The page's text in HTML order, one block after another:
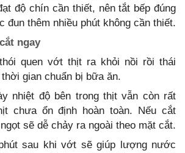
độ chín cần thiết, nên tắt bếp đúng
đun thêm nhiều phút không cần thiết.
ngay
quen vớt thịt ra khỏi nồi rồi thái
gian chuẩn bị bữa ăn.
nhiệt độ bên trong thịt vẫn còn rất
chưa ổn định hoàn toàn. Nếu cắt
sẽ dễ chảy ra ngoài theo mặt cắt.
sau khi vớt sẽ giúp lượng nước